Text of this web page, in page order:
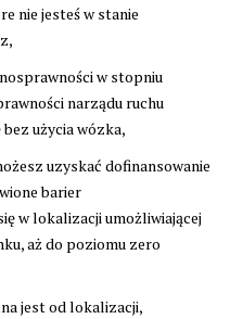
nie jesteś w stanie
w stopniu
narządu ruchu
użycia wózka,
uzyskać dofinansowanie
barier
w lokalizacji umożliwiającej
aż do poziomu zero
jest od lokalizacji,